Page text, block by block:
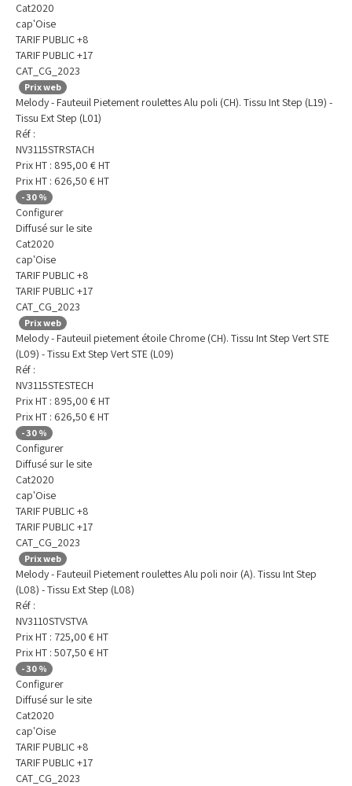
Cat2020
cap'Oise
TARIF PUBLIC +8
TARIF PUBLIC +17
CAT_CG_2023
Prix web
Melody - Fauteuil Pietement roulettes Alu poli (CH). Tissu Int Step (L19) -
Tissu Ext Step (L01)
Réf :
NV3115STRSTACH
Prix HT : 895,00 € HT
Prix HT : 626,50 € HT
-30 %
Configurer
Diffusé sur le site
Cat2020
cap'Oise
TARIF PUBLIC +8
TARIF PUBLIC +17
CAT_CG_2023
Prix web
Melody - Fauteuil pietement étoile Chrome (CH). Tissu Int Step Vert STE
(L09) - Tissu Ext Step Vert STE (L09)
Réf :
NV3115STESTECH
Prix HT : 895,00 € HT
Prix HT : 626,50 € HT
-30 %
Configurer
Diffusé sur le site
Cat2020
cap'Oise
TARIF PUBLIC +8
TARIF PUBLIC +17
CAT_CG_2023
Prix web
Melody - Fauteuil Pietement roulettes Alu poli noir (A). Tissu Int Step
(L08) - Tissu Ext Step (L08)
Réf :
NV3110STVSTVA
Prix HT : 725,00 € HT
Prix HT : 507,50 € HT
-30 %
Configurer
Diffusé sur le site
Cat2020
cap'Oise
TARIF PUBLIC +8
TARIF PUBLIC +17
CAT_CG_2023